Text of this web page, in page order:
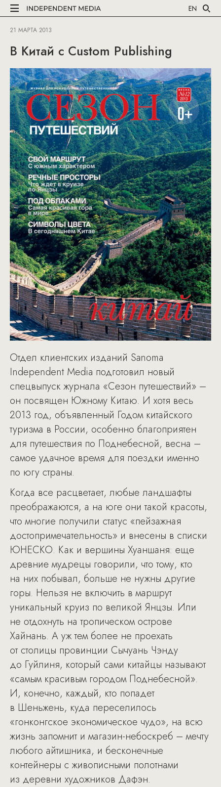
EN
21 МАРТА 2013
В Китай с Custom Publishing
Отдел клиентских изданий Sanoma
Independent Media подготовил новый
спецвыпуск журнала «Сезон путешествий» –
он посвящен Южному Китаю. И хотя весь
2013 год, объявленный Годом китайского
туризма в России, особенно благоприятен
для путешествия по Поднебесной, весна –
самое удачное время для поездки именно
по югу страны.
Когда все расцветает, любые ландшафты
преображаются, а на юге они такой красоты,
что многие получили статус «пейзажная
достопримечательность» и внесены в списки
ЮНЕСКО. Как и вершины Хуаншаня: еще
древние мудрецы говорили, что тому, кто
на них побывал, больше не нужны другие
горы. Нельзя не включить в маршрут
уникальный круиз по великой Янцзы. Или
не отдохнуть на тропическом острове
Хайнань. А уж тем более не проехать
от столицы провинции Сычуань Чэнду
до Гуйлиня, который сами китайцы называют
«самым красивым городом Поднебесной».
И, конечно, каждый, кто попадет
в Шеньжень, куда переселилось
«гонконгское экономическое чудо», на всю
жизнь запомнит и магазин-небоскреб – мечту
любого айтишника, и бесконечные
контейнеры с живописными полотнами
из деревни художников Дафэн.